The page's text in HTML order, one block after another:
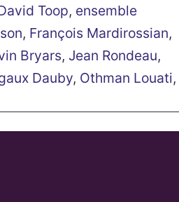
Toop, ensemble
, François Mardirossian,
Bryars, Jean Rondeau,
Dauby, Othman Louati,